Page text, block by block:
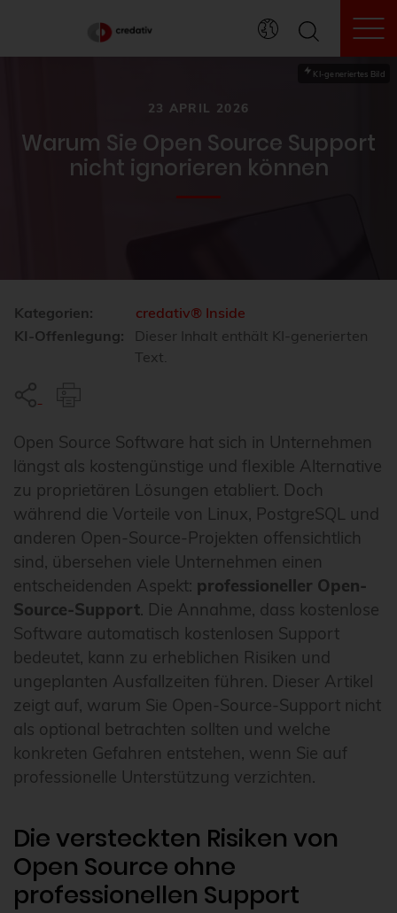
KI-generiertes Bild
23 APRIL 2026
Warum Sie Open Source Support
nicht ignorieren können
Kategorien:
credativ® Inside
KI-Offenlegung:
Dieser Inhalt enthält KI-generierten
Text.
Open Source Software hat sich in Unternehmen
längst als kostengünstige und flexible Alternative
zu proprietären Lösungen etabliert. Doch
während die Vorteile von Linux, PostgreSQL und
anderen Open-Source-Projekten offensichtlich
sind, übersehen viele Unternehmen einen
entscheidenden Aspekt: professioneller Open-
Source-Support. Die Annahme, dass kostenlose
Software automatisch kostenlosen Support
bedeutet, kann zu erheblichen Risiken und
ungeplanten Ausfallzeiten führen. Dieser Artikel
zeigt auf, warum Sie Open-Source-Support nicht
als optional betrachten sollten und welche
konkreten Gefahren entstehen, wenn Sie auf
professionelle Unterstützung verzichten.
Die versteckten Risiken von
Open Source ohne
professionellen Support